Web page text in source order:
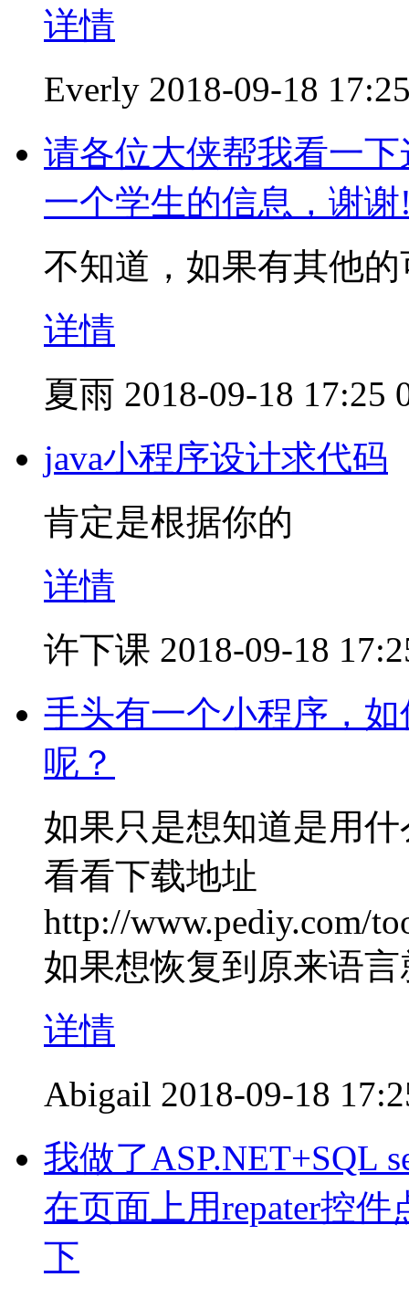
详情
Everly 2018-09-18
请各位大侠帮我看一
一个学生的信息，谢谢
不知道，如果有其他
详情
夏雨 2018-09-18 17:25
java小程序设计求代码
肯定是根据你的
详情
许下课 2018-09-18
手头有一个小程序，
呢？
如果只是想知道是用
看看下载地址
http://www.pediy.com/
如果想恢复到原来语
详情
Abigail 2018-09-18
我做了ASP.NET+SQL
在页面上用repater控
下